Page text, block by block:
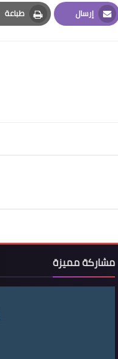
إرسال
Email
طباعة
Print
مشاركة مميزة